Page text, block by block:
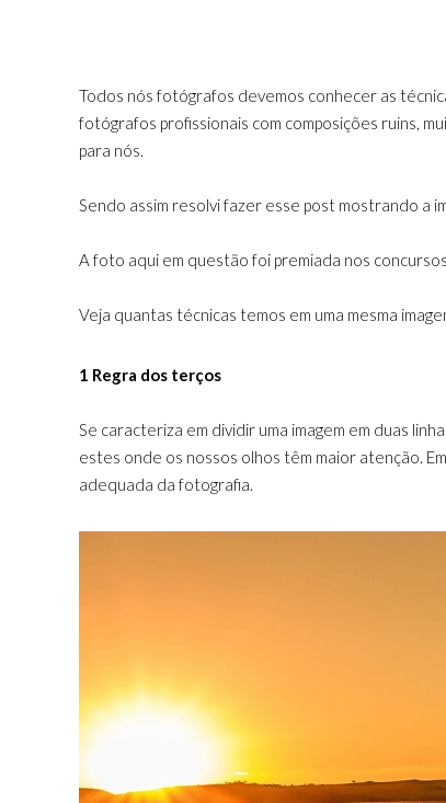
Todos nós fotógrafos devemos conhecer as
fotógrafos profissionais com composições ruins,
para nós.
Sendo assim resolvi fazer esse post mostrando a
A foto aqui em questão foi premiada nos
Veja quantas técnicas temos em uma mesma
1 Regra dos terços
Se caracteriza em dividir uma imagem em duas
estes onde os nossos olhos têm maior atenção.
adequada da fotografia.